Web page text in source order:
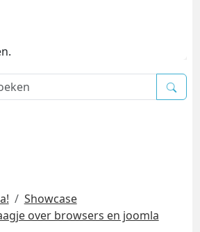
Showcase
over browsers en joomla